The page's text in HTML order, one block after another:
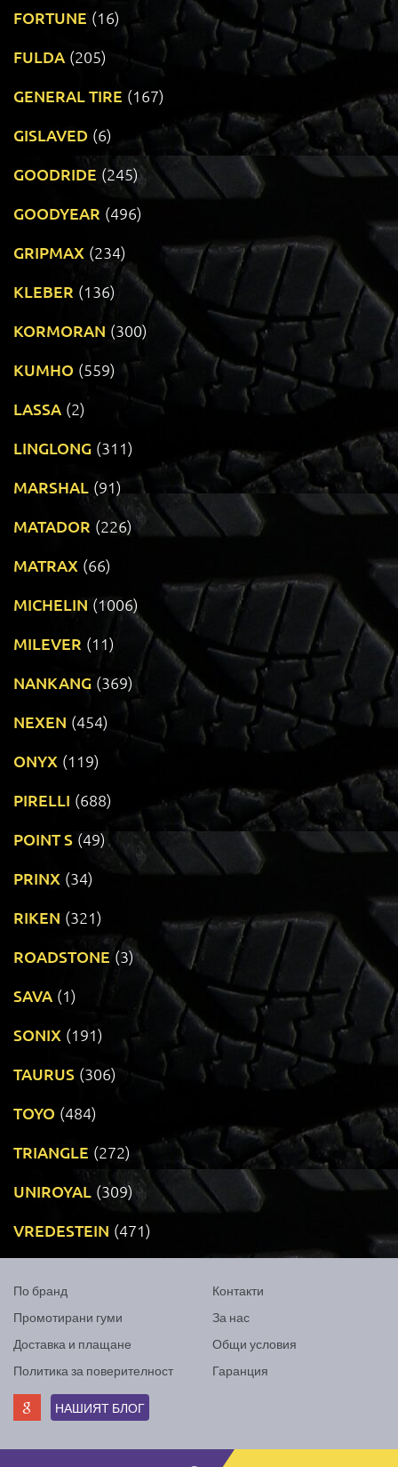
FORTUNE (16)
FULDA (205)
GENERAL TIRE (167)
GISLAVED (6)
GOODRIDE (245)
GOODYEAR (496)
GRIPMAX (234)
KLEBER (136)
KORMORAN (300)
KUMHO (559)
LASSA (2)
LINGLONG (311)
MARSHAL (91)
MATADOR (226)
MATRAX (66)
MICHELIN (1006)
MILEVER (11)
NANKANG (369)
NEXEN (454)
ONYX (119)
PIRELLI (688)
POINT S (49)
PRINX (34)
RIKEN (321)
ROADSTONE (3)
SAVA (1)
SONIX (191)
TAURUS (306)
TOYO (484)
TRIANGLE (272)
UNIROYAL (309)
VREDESTEIN (471)
По бранд
Промотирани гуми
Доставка и плащане
Политика за поверителност
Контакти
За нас
Общи условия
Гаранция
НАШИЯТ БЛОГ